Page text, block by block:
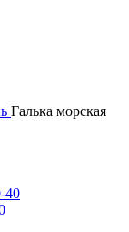
Галька морская